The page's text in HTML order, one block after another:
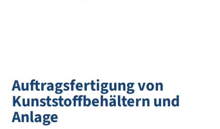
Auftragsfertigung von
Kunststoffbehältern und
Anlage